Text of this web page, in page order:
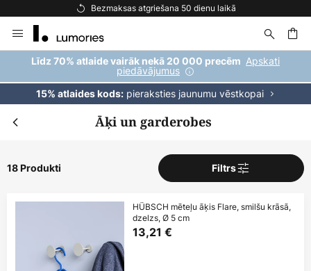
Bezmaksas atgriešana 50 dienu laikā
to
Content
Līdz 70% atlaide vairāk nekā 20 000 precēm Apskati
piedāvājumus
15% atlaides kods:pieraksties jaunumu vēstkopai
Āķi un garderobes
18 Produkti Filtrs
HÜBSCH mēteļu āķis Flare, smilšu krāsā,
dzelzs, Ø 5 cm
13,21 €